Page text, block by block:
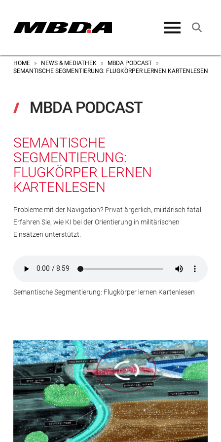
HOME » NEWS & MEDIATHEK » MBDA PODCAST
»
SEMANTISCHE SEGMENTIERUNG: FLUGKÖRPER LERNEN KARTENLESEN
MBDA PODCAST
SEMANTISCHE
SEGMENTIERUNG:
FLUGKÖRPER LERNEN
KARTENLESEN
Probleme mit der Navigation? Privat ärgerlich, militärisch fatal.
Erfahren Sie, wie KI bei der Orientierung in militärischen
Einsätzen unterstützt.
Semantische Segmentierung: Flugkörper lernen Kartenlesen